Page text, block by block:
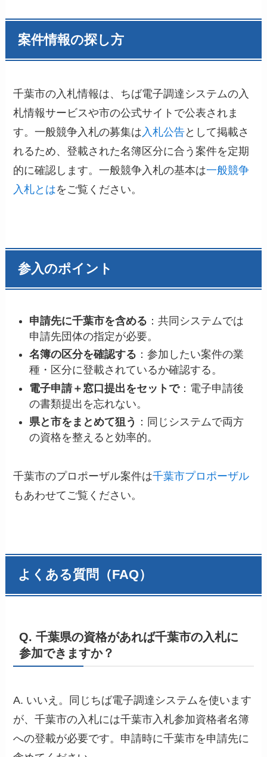
案件情報の探し方
千葉市の入札情報は、ちば電子調達システムの入
札情報サービスや市の公式サイトで公表されま
す。一般競争入札の募集は 入札公告として掲載さ
れるため、登載された名簿区分に合う案件を定期
的に確認します。一般競争入札の基本は一般競争
入札とはをご覧ください。
参入のポイント
申請先に千葉市を含める ：共同システムでは
申請先団体の指定が必要。
名簿の区分を確認する ：参加したい案件の業
種・区分に登載されているか確認する。
電子申請＋窓口提出をセットで：電子申請後
の書類提出を忘れない。
県と市をまとめて狙う ：同じシステムで両方
の資格を整えると効率的。
千葉市のプロポーザル案件は千葉市プロポーザル
もあわせてご覧ください。
よくある質問（FAQ）
Q. 千葉県の資格があれば千葉市の入札に
参加できますか？
A. いいえ。同じちば電子調達システムを使います
が、千葉市の入札には千葉市入札参加資格者名簿
への登載が必要です。申請時に千葉市を申請先に